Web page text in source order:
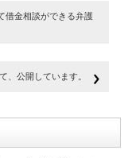
借金相談ができる弁護
、公開しています。